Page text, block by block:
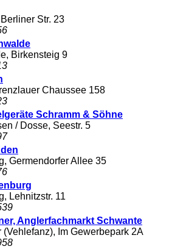
Str. 23
Birkensteig 9
Chaussee 158
Schramm & Söhne
/ Dosse, Seestr. 5
Germendorfer Allee 35
Lehnitzstr. 11
Anglerfachmarkt Schwante
(Vehlefanz), Im Gewerbepark 2A